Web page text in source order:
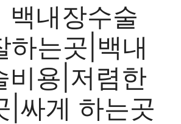
백내장수술
하는곳|백내
비용|저렴한
|싸게 하는곳